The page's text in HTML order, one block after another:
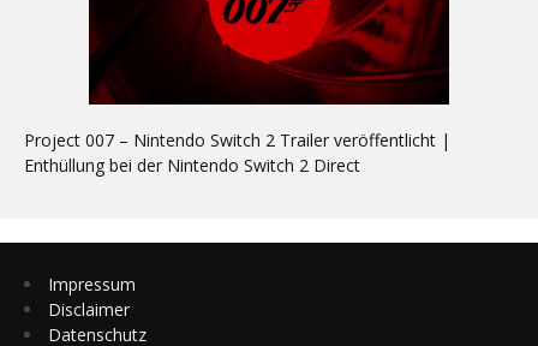
Project 007 – Nintendo Switch 2 Trailer veröffentlicht |
Enthüllung bei der Nintendo Switch 2 Direct
Impressum
Disclaimer
Datenschutz